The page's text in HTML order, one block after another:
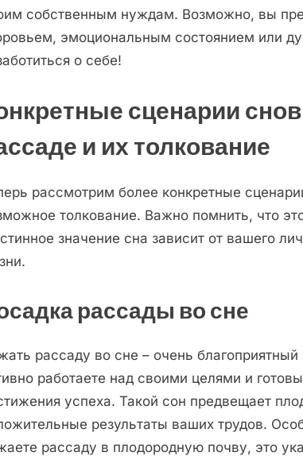
собственным нуждам. Возможно, вы
эмоциональным состоянием или
о себе!
сценарии
и их толкование
рассмотрим более конкретные
толкование. Важно помнить, что
значение сна зависит от вашего
рассады во сне
рассаду во сне – очень благоприятный
работаете над своими целями и
успеха. Такой сон предвещает
результаты ваших трудов.
рассаду в плодородную почву, это